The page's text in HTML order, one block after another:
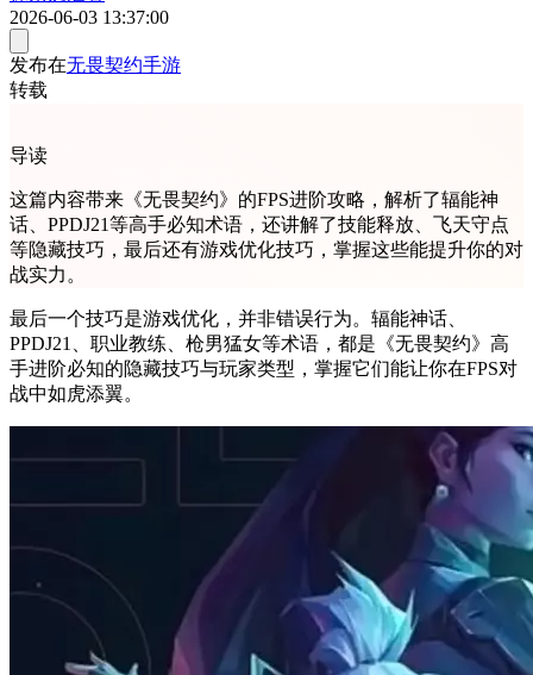
2026-06-03 13:37:00
发布在无畏契约手游
转载
导读
这篇内容带来《无畏契约》的FPS进阶攻略，解析了辐能神
话、PPDJ21等高手必知术语，还讲解了技能释放、飞天守点
等隐藏技巧，最后还有游戏优化技巧，掌握这些能提升你的对
战实力。
最后一个技巧是游戏优化，并非错误行为。辐能神话、
PPDJ21、职业教练、枪男猛女等术语，都是《无畏契约》高
手进阶必知的隐藏技巧与玩家类型，掌握它们能让你在FPS对
战中如虎添翼。